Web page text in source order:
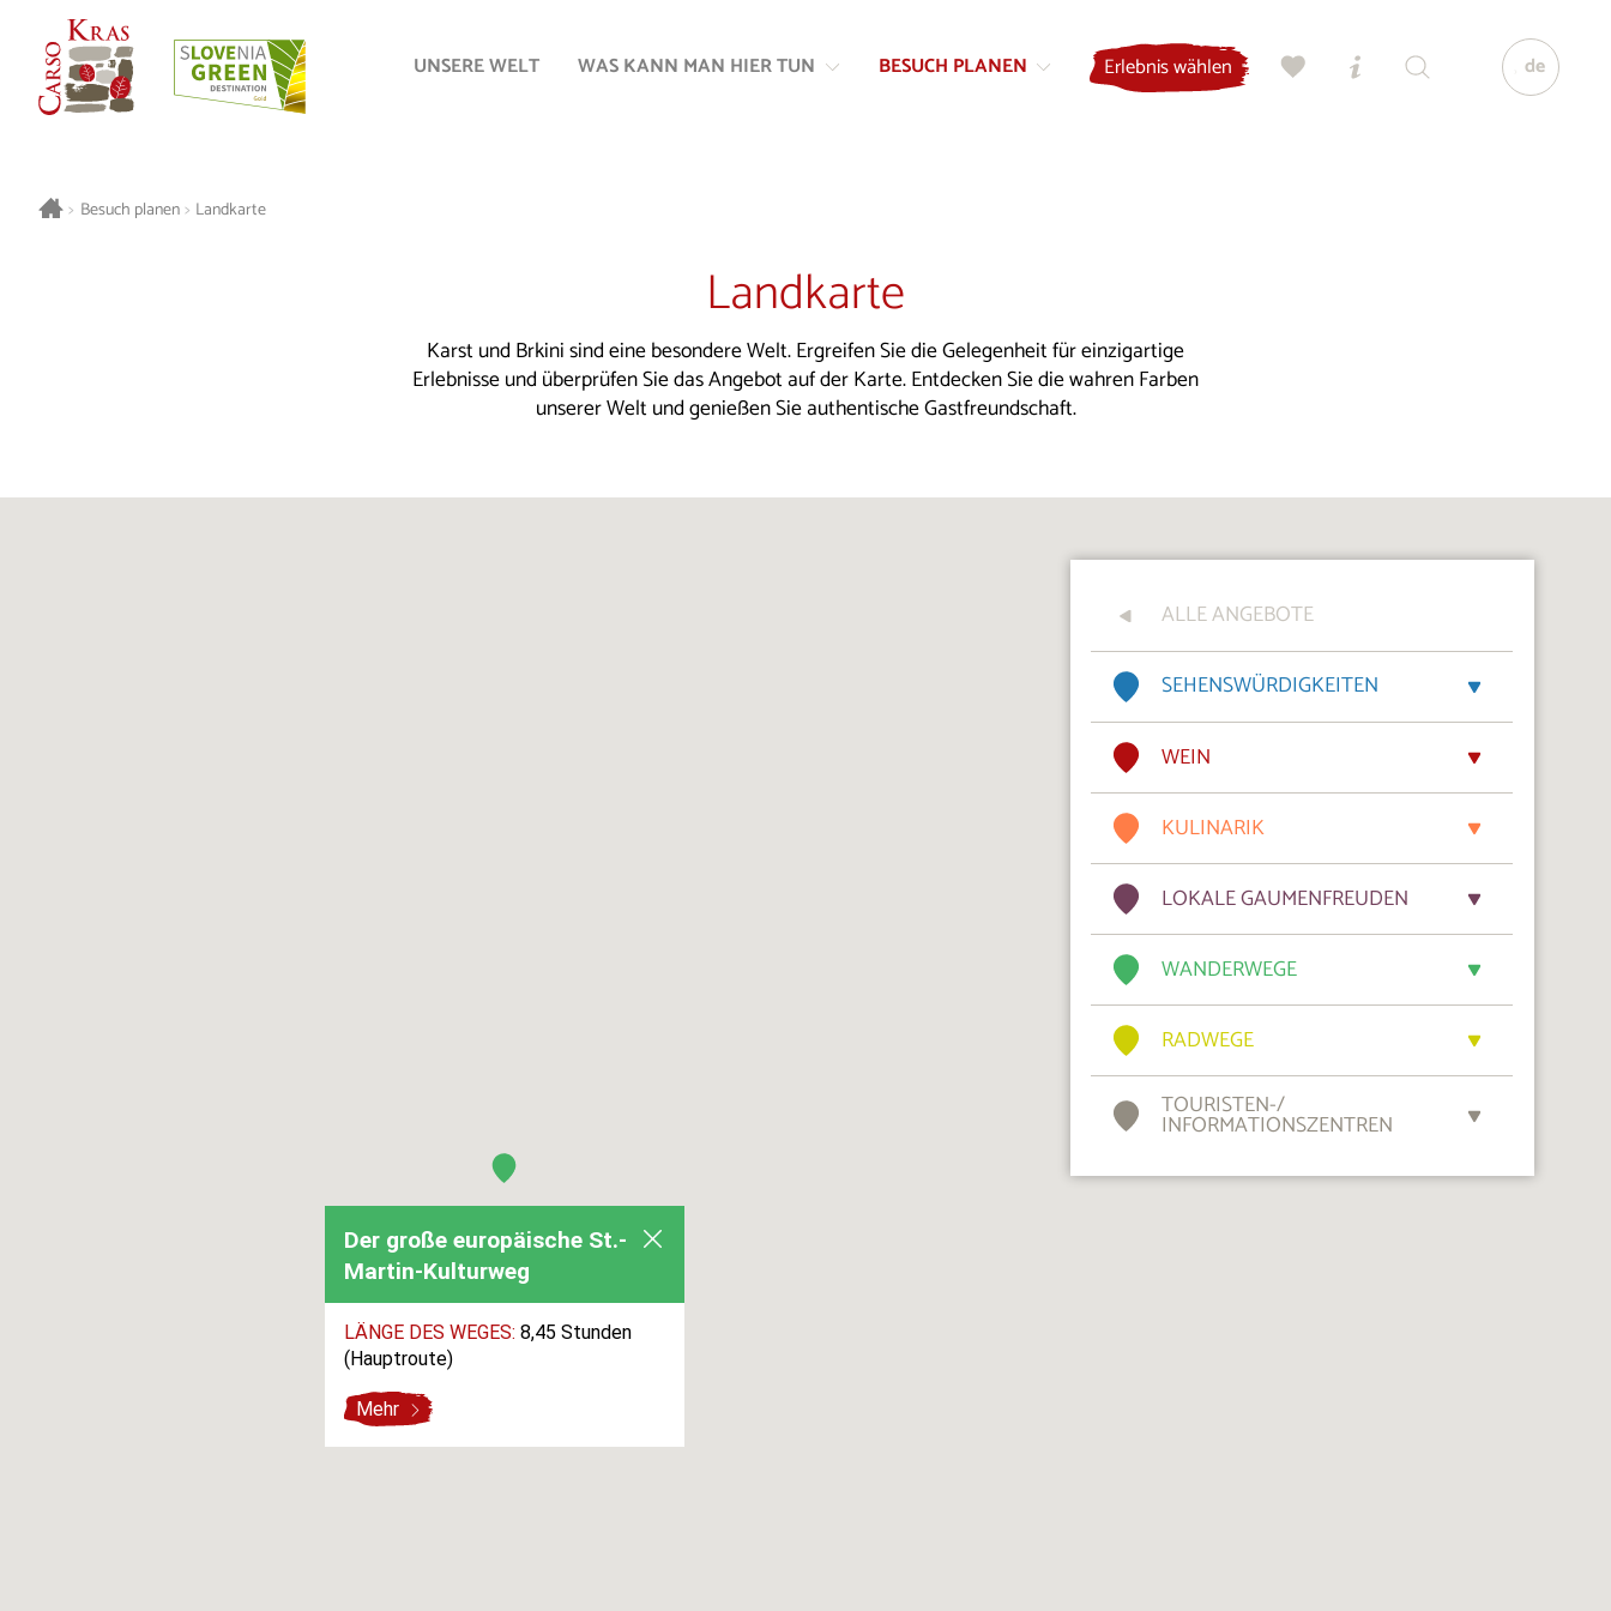
Inhalt
Navigation
UNSERE WELT WAS KANN MAN HIER TUN BESUCH PLANEN Erlebnis wählen de
> Besuch planen > Landkarte
Landkarte
Karst und Brkini sind eine besondere Welt. Ergreifen Sie die Gelegenheit für einzigartige
Erlebnisse und überprüfen Sie das Angebot auf der Karte. Entdecken Sie die wahren Farben
unserer Welt und genießen Sie authentische Gastfreundschaft.
Der große europäische St.-
Martin-Kulturweg
LÄNGE DES WEGES: 8,45 Stunden
(Hauptroute)
Mehr
ALLE ANGEBOTE
SEHENSWÜRDIGKEITEN
WEIN
KULINARIK
LOKALE GAUMENFREUDEN
WANDERWEGE
RADWEGE
TOURISTEN-/
INFORMATIONSZENTREN